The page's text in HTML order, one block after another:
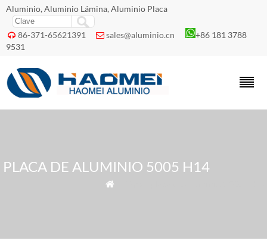
Aluminio, Aluminio Lámina, Aluminio Placa
 86-371-65621391  sales@aluminio.cn
+86 181 3788
9531
PLACA DE ALUMINIO 5005 H14
